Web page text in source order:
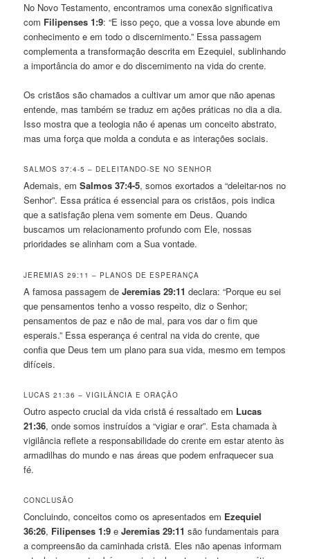
No Novo Testamento, encontramos uma conexão significativa
com Filipenses 1:9: “E isso peço, que a vossa love abunde em
conhecimento e em todo o discernimento.” Essa passagem
complementa a transformação descrita em Ezequiel, sublinhando
a importância do amor e do discernimento na vida do crente.
Os cristãos são chamados a cultivar um amor que não apenas
entende, mas também se traduz em ações práticas no dia a dia.
Isso mostra que a teologia não é apenas um conceito abstrato,
mas uma força que molda a conduta e as interações sociais.
SALMOS 37:4-5 – DELEITANDO-SE NO SENHOR
Ademais, emSalmos 37:4-5, somos exortados a “deleitar-nos no
Senhor”. Essa prática é essencial para os cristãos, pois indica
que a satisfação plena vem somente em Deus. Quando
buscamos um relacionamento profundo com Ele, nossas
prioridades se alinham com a Sua vontade.
JEREMIAS 29:11 – PLANOS DE ESPERANÇA
A famosa passagem deJeremias 29:11 declara: “Porque eu sei
que pensamentos tenho a vosso respeito, diz o Senhor;
pensamentos de paz e não de mal, para vos dar o fim que
esperais.” Essa esperança é central na vida do crente, que
confia que Deus tem um plano para sua vida, mesmo em tempos
difíceis.
LUCAS 21:36 – VIGILÂNCIA E ORAÇÃO
Outro aspecto crucial da vida cristã é ressaltado em Lucas
21:36, onde somos instruídos a “vigiar e orar”. Esta chamada à
vigilância reflete a responsabilidade do crente em estar atento às
armadilhas do mundo e nas áreas que podem enfraquecer sua
fé.
CONCLUSÃO
Concluindo, conceitos como os apresentados em Ezequiel
36:26, Filipenses 1:9 eJeremias 29:11 são fundamentais para
a compreensão da caminhada cristã. Eles não apenas informam